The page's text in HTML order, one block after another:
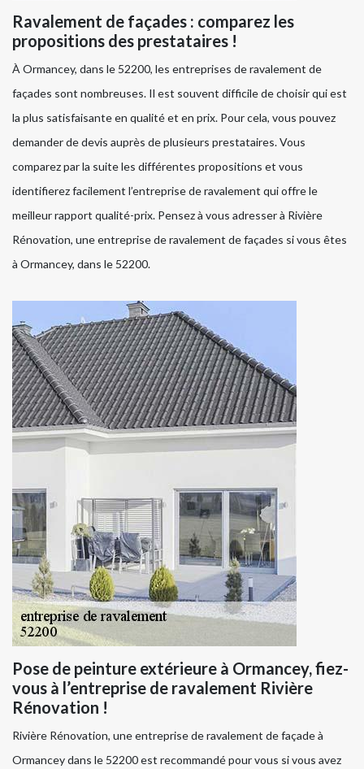
Ravalement de façades : comparez les
propositions des prestataires !
À Ormancey, dans le 52200, les entreprises de ravalement de
façades sont nombreuses. Il est souvent difficile de choisir qui est
la plus satisfaisante en qualité et en prix. Pour cela, vous pouvez
demander de devis auprès de plusieurs prestataires. Vous
comparez par la suite les différentes propositions et vous
identifierez facilement l’entreprise de ravalement qui offre le
meilleur rapport qualité-prix. Pensez à vous adresser à Rivière
Rénovation, une entreprise de ravalement de façades si vous êtes
à Ormancey, dans le 52200.
Pose de peinture extérieure à Ormancey, fiez-
vous à l’entreprise de ravalement Rivière
Rénovation !
Rivière Rénovation, une entreprise de ravalement de façade à
Ormancey dans le 52200 est recommandé pour vous si vous avez